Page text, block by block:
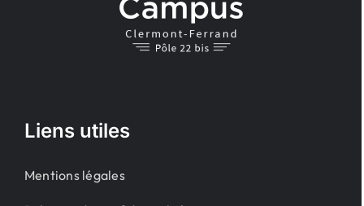
Liens utiles
Mentions légales